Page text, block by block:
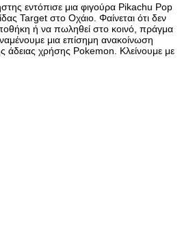
εντόπισε μια φιγούρα Pikachu Pop
Target στο Οχάιο. Φαίνεται ότι δεν
ή να πωληθεί στο κοινό, πράγμα
μια επίσημη ανακοίνωση
άδειας χρήσης Pokemon. Κλείνουμε με